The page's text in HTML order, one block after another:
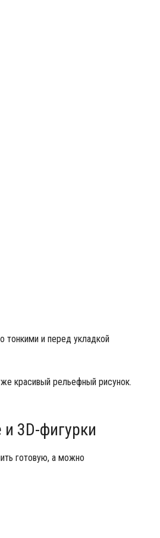
тонкими и перед укладкой
красивый рельефный рисунок.
3D-фигурки
готовую, а можно